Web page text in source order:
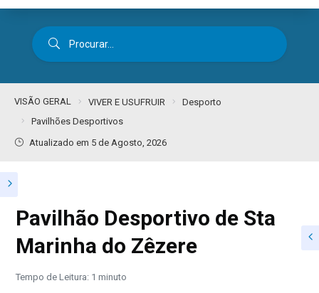
VISÃO GERAL VIVER E USUFRUIR
Desporto
Pavilhões Desportivos
Atualizado em 5 de Agosto, 2026
Pavilhão Desportivo de Sta
Marinha do Zêzere
Tempo de Leitura: 1 minuto